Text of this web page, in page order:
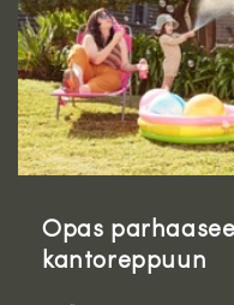
Opas
kantoreppuun